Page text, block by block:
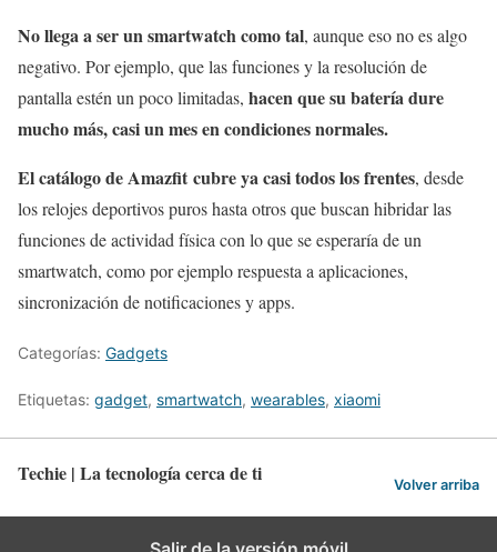
No llega a ser un smartwatch como tal, aunque eso no es algo
negativo. Por ejemplo, que las funciones y la resolución de
pantalla estén un poco limitadas, hacen que su batería dure
mucho más, casi un mes en condiciones normales.
El catálogo de Amazfit cubre ya casi todos los frentes, desde
los relojes deportivos puros hasta otros que buscan hibridar las
funciones de actividad física con lo que se esperaría de un
smartwatch, como por ejemplo respuesta a aplicaciones,
sincronización de notificaciones y apps.
Categorías: Gadgets
Etiquetas: gadget, smartwatch, wearables, xiaomi
Techie | La tecnología cerca de ti Volver arriba